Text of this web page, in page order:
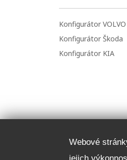
Konfigurátor VOLVO
Konfigurátor Škoda
Konfigurátor KIA
Webové